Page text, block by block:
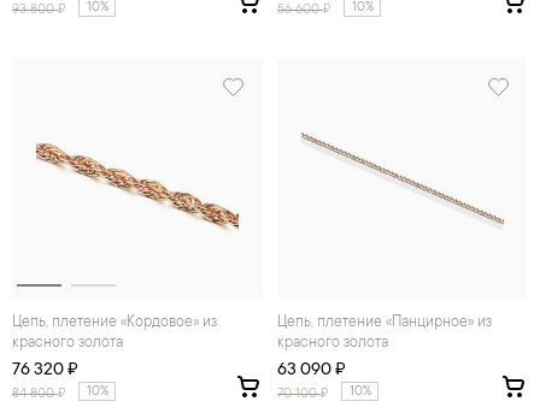
93 800₽ 10% 56 600₽ 10%
Цепь, плетение «Кордовое» из
красного золота
76 320 ₽
84 800₽ 10%
Цепь, плетение «Панцирное» из
красного золота
63 090 ₽
70 100₽ 10%